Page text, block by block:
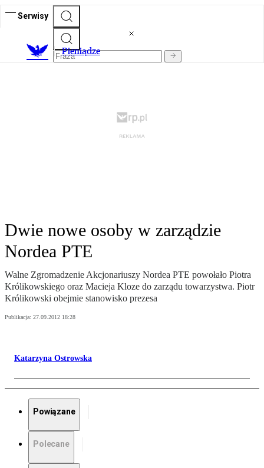
Serwisy
Pieniądze
Dwie nowe osoby w zarządzie
Nordea PTE
Walne Zgromadzenie Akcjonariuszy Nordea PTE powołało Piotra
Królikowskiego oraz Macieja Kloze do zarządu towarzystwa. Piotr
Królikowski obejmie stanowisko prezesa
Publikacja: 27.09.2012 18:28
Katarzyna Ostrowska
Powiązane
Polecane